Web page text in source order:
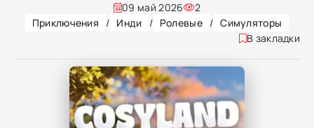
09 май 2026
2
Приключения
/ Инди / Ролевые / Симуляторы
В закладки